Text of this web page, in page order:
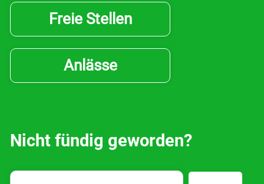
Freie Stellen
Anlässe
Nicht fündig geworden?